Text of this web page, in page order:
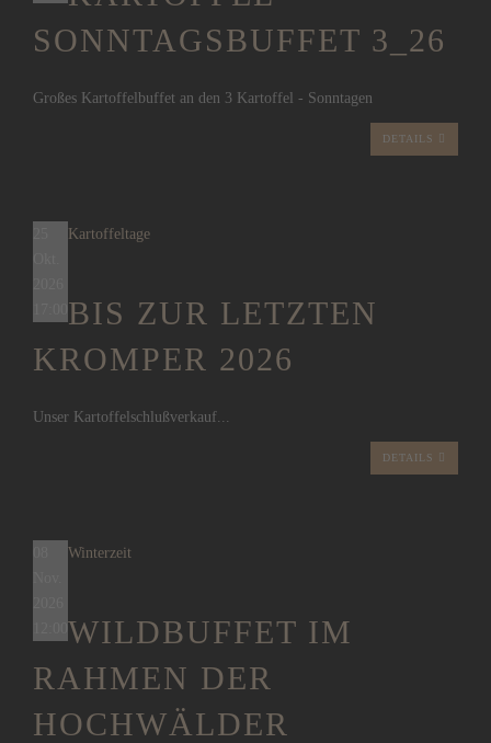
SONNTAGSBUFFET 3_26
Großes Kartoffelbuffet an den 3 Kartoffel - Sonntagen
DETAILS
Kartoffeltage
BIS ZUR LETZTEN
KROMPER 2026
Unser Kartoffelschlußverkauf...
DETAILS
Winterzeit
WILDBUFFET IM
RAHMEN DER
HOCHWÄLDER